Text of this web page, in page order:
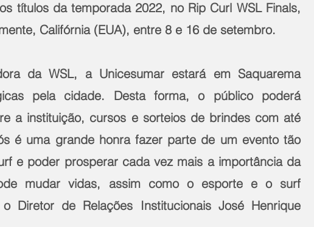
títulos da temporada 2022, no Rip Curl WSL Finals,
Califórnia (EUA), entre 8 e 16 de setembro.
da WSL, a Unicesumar estará em Saquarema
pela cidade. Desta forma, o público poderá
a instituição, cursos e sorteios de brindes com até
é uma grande honra fazer parte de um evento tão
e poder prosperar cada vez mais a importância da
mudar vidas, assim como o esporte e o surf
o Diretor de Relações Institucionais José Henrique